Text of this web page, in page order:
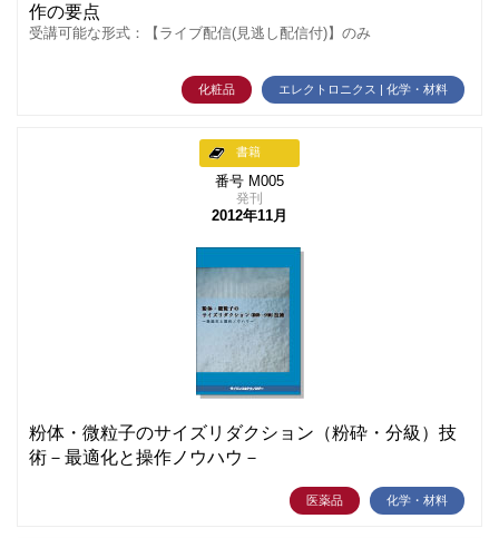
作の要点
受講可能な形式：【ライブ配信(見逃し配信付)】のみ
化粧品 エレクトロニクス | 化学・材料
書籍
番号 M005
発刊
2012年11月
粉体・微粒子のサイズリダクション（粉砕・分級）技
術－最適化と操作ノウハウ－
医薬品 化学・材料